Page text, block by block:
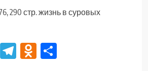
290 стр. жизнь в суровых
VK TelegramOdnoklassniki